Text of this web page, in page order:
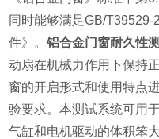
同时能够满足GB/
件》。铝合金门窗耐久性
动扇在机械力作用下保持
窗的开启形式和使用特点
验要求。本测试系统可用
气缸和电机驱动的体积笨